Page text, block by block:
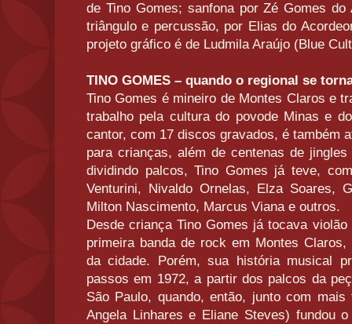
de Tino Gomes; sanfona por Zé Gomes do
triângulo e percussão, por Elias do
projeto gráfico é de Ludmila Araújo (Blue
TINO GOMES – quando o regional se
Tino Gomes é mineiro de Montes Claros e
trabalho pela cultura do povode Minas e
cantor, com 17 discos gravados, é também
para crianças, além de centenas de
dividindo palcos, Tino Gomes já teve,
Venturini, Nivaldo Ornelas, Elza Soares,
Milton Nascimento, Marcus Viana e outros.
Desde criança Tino Gomes já tocava
primeira banda de rock em Montes
da cidade. Porém, sua história musical
passos em 1972, a partir dos palcos da
São Paulo, quando, então, junto com
Angela Linhares e Eliane Steves) fundou